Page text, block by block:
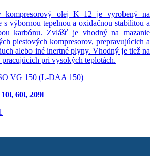
kompresorový olej K 12 je vyrobený na
s výbornou tepelnou a oxidačnou stabilitou a
karbónu. Zvlášť je vhodný na mazanie
piestových kompresorov, prepravujúcich a
alebo iné inertné plyny. Vhodný je tiež na
pracujúcich pri vysokých teplotách.
VG 150 (L-DAA 150)
60l, 209l